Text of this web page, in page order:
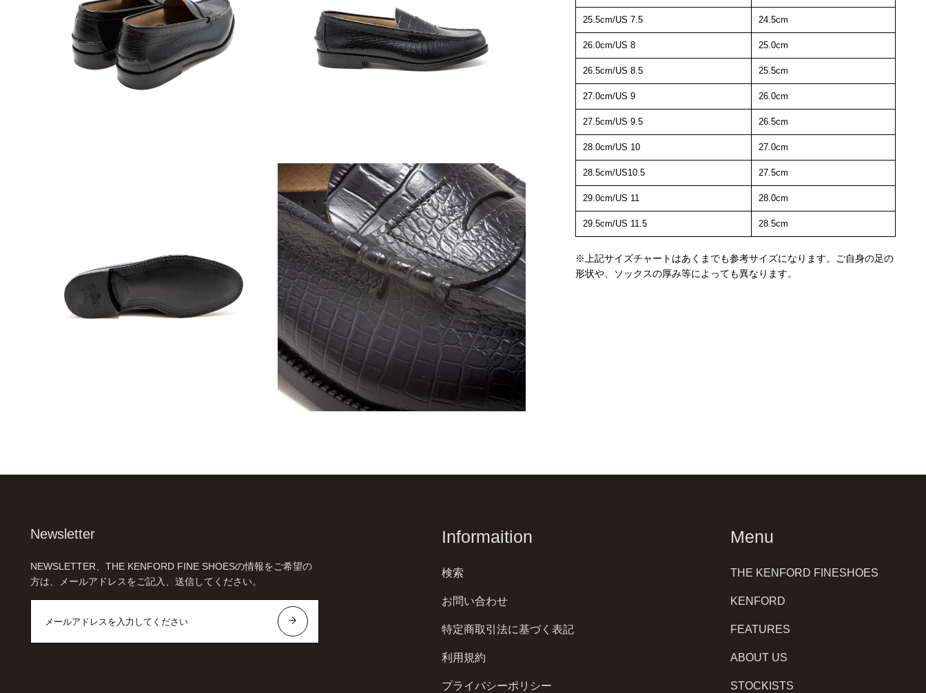
25.5cm/US 7.5 24.5cm
26.0cm/US 8 25.0cm
26.5cm/US 8.5 25.5cm
27.0cm/US 9 26.0cm
27.5cm/US 9.5 26.5cm
28.0cm/US 10 27.0cm
28.5cm/US10.5 27.5cm
29.0cm/US 11 28.0cm
29.5cm/US 11.5 28.5cm
※上記サイズチャートはあくまでも参考サイズになります。ご自身の足の
形状や、ソックスの厚み等によっても異なります。
Newsletter
NEWSLETTER、THE KENFORD FINE SHOESの情報をご希望の
方は、メールアドレスをご記入、送信してください。
Informaition
検索
お問い合わせ
特定商取引法に基づく表記
利用規約
プライバシーポリシー
Menu
THE KENFORD FINESHOES
KENFORD
FEATURES
ABOUT US
STOCKISTS